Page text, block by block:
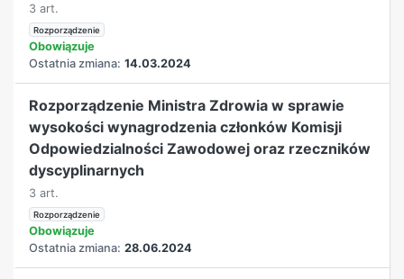
3 art.
Rozporządzenie
Obowiązuje
Ostatnia zmiana: 14.03.2024
Rozporządzenie Ministra Zdrowia w sprawie
wysokości wynagrodzenia członków Komisji
Odpowiedzialności Zawodowej oraz rzeczników
dyscyplinarnych
3 art.
Rozporządzenie
Obowiązuje
Ostatnia zmiana: 28.06.2024